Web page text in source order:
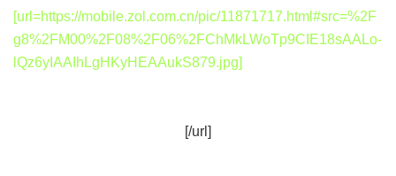
[url=https://mobile.zol.com.cn/pic/11871717.html#src=%2F
g8%2FM00%2F08%2F06%2FChMkLWoTp9CIE18sAALo-
lQz6yIAAIhLgHKyHEAAukS879.jpg]
[/url]